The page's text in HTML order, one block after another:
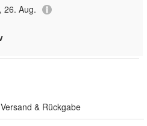
26. Aug.
& Rückgabe